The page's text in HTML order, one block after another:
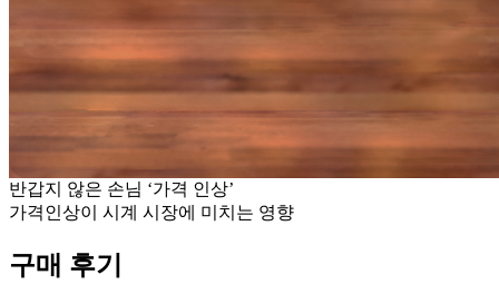
반갑지 않은 손님 ‘가격 인상’
가격인상이 시계 시장에 미치는 영향
구매 후기